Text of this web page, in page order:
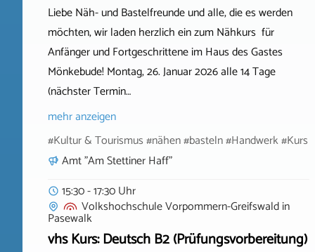
Liebe Näh- und Bastelfreunde und alle, die es werden
möchten, wir laden herzlich ein zum Nähkurs für
Anfänger und Fortgeschrittene im Haus des Gastes
Mönkebude! Montag, 26. Januar 2026 alle 14 Tage
(nächster Termin…
mehr anzeigen
#Kultur & Tourismus #nähen #basteln #Handwerk #Kurs
Amt "Am Stettiner Haff"
15:30 - 17:30 Uhr
Volkshochschule Vorpommern-Greifswaldin
Pasewalk
vhs Kurs: Deutsch B2 (Prüfungsvorbereitung)